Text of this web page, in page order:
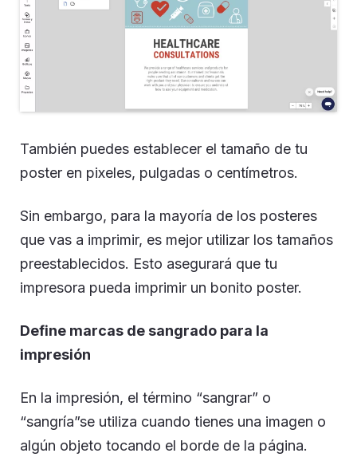
También puedes establecer el tamaño de tu
poster en pixeles, pulgadas o centímetros.
Sin embargo, para la mayoría de los posteres
que vas a imprimir, es mejor utilizar los tamaños
preestablecidos. Esto asegurará que tu
impresora pueda imprimir un bonito poster.
Define marcas de sangrado para la
impresión
En la impresión, el término “sangrar” o
“sangría”se utiliza cuando tienes una imagen o
algún objeto tocando el borde de la página.